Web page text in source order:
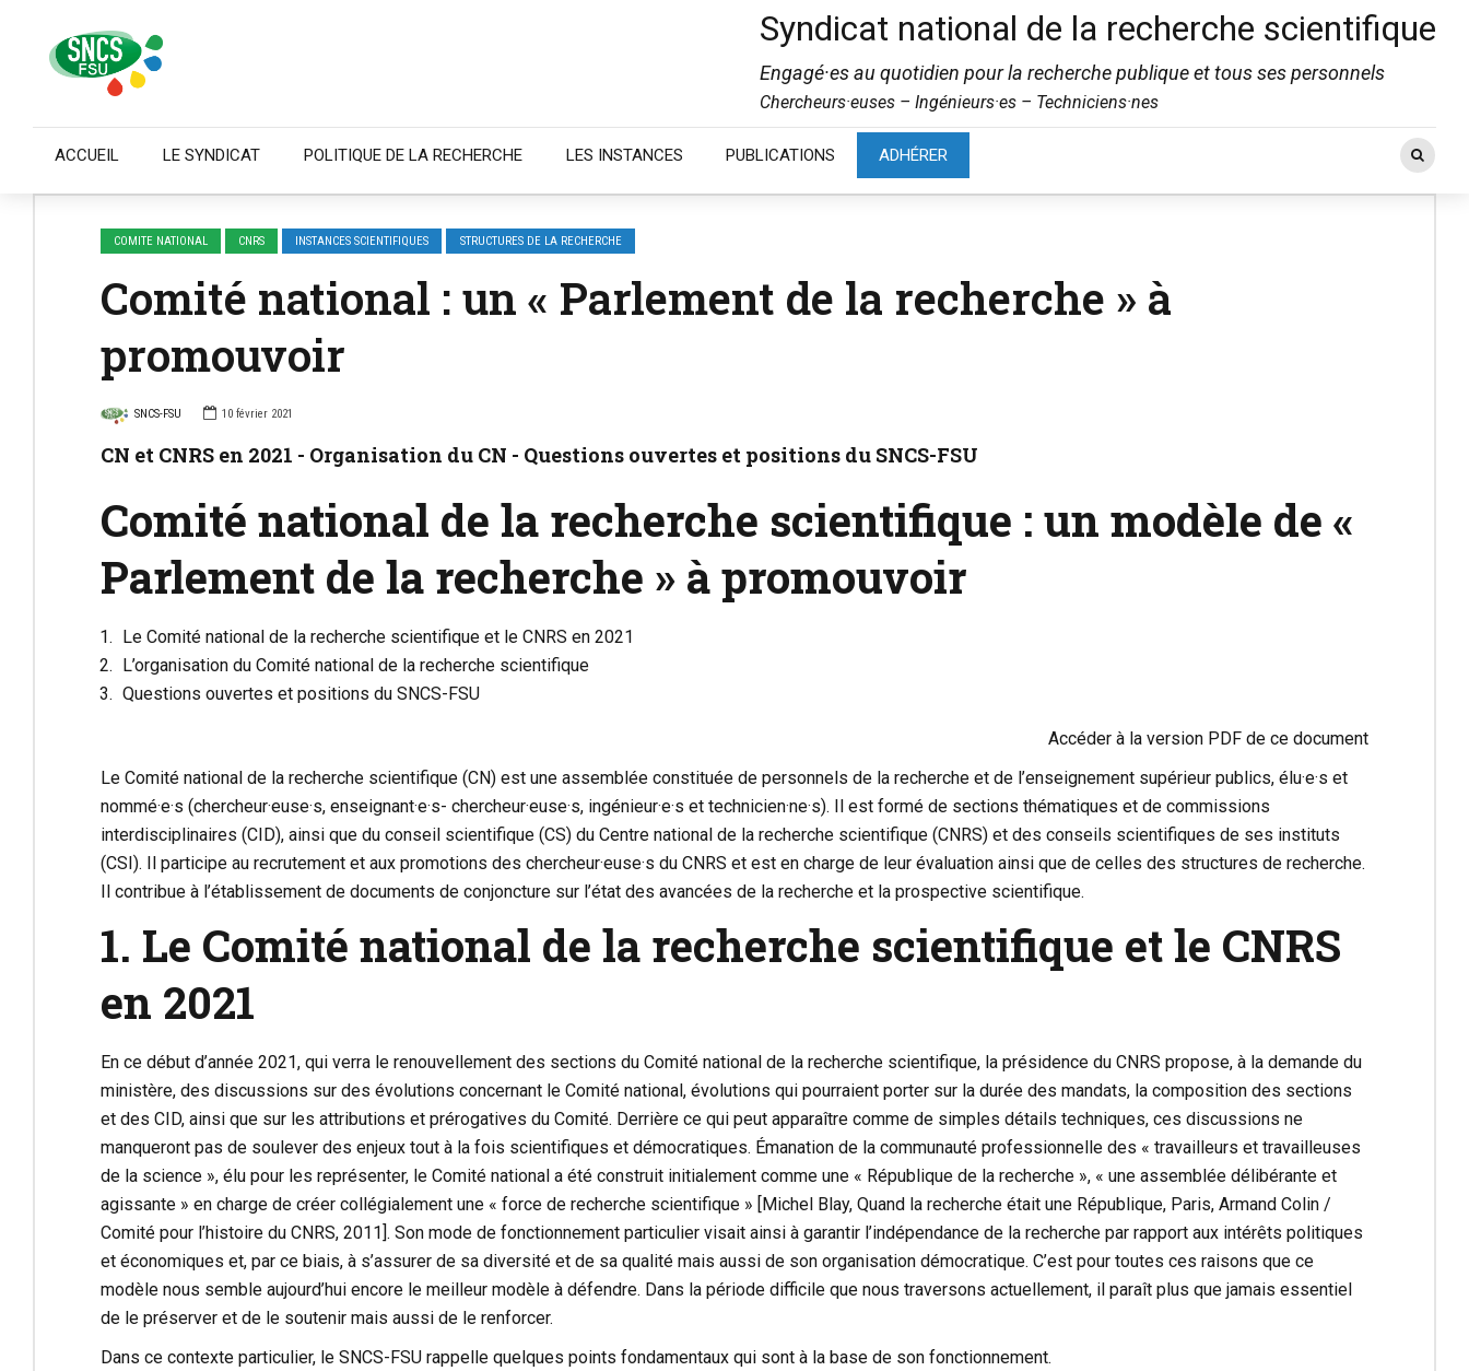
Syndicat national de la recherche scientifique
Engagé·es au quotidien pour la recherche publique et tous ses personnels
Chercheurs·euses – Ingénieurs·es – Techniciens·nes
ACCUEIL LE SYNDICAT POLITIQUE DE LA RECHERCHE LES INSTANCES PUBLICATIONS ADHÉRER
COMITE NATIONAL CNRS INSTANCES SCIENTIFIQUES STRUCTURES DE LA RECHERCHE
Comité national : un « Parlement de la recherche » à
promouvoir
SNCS-FSU 10 février 2021
CN et CNRS en 2021 - Organisation du CN - Questions ouvertes et positions du SNCS-FSU
Comité national de la recherche scientifique : un modèle de «
Parlement de la recherche » à promouvoir
Le Comité national de la recherche scientifique et le CNRS en 2021
L’organisation du Comité national de la recherche scientifique
Questions ouvertes et positions du SNCS-FSU
Accéder à la version PDF de ce document
Le Comité national de la recherche scientifique (CN) est une assemblée constituée de personnels de la recherche et de l’enseignement supérieur publics, élu·e·s et
nommé·e·s (chercheur·euse·s, enseignant·e·s- chercheur·euse·s, ingénieur·e·s et technicien·ne·s). Il est formé de sections thématiques et de commissions
interdisciplinaires (CID), ainsi que du conseil scientifique (CS) du Centre national de la recherche scientifique (CNRS) et des conseils scientifiques de ses instituts
(CSI). Il participe au recrutement et aux promotions des chercheur·euse·s du CNRS et est en charge de leur évaluation ainsi que de celles des structures de recherche.
Il contribue à l’établissement de documents de conjoncture sur l’état des avancées de la recherche et la prospective scientifique.
1. Le Comité national de la recherche scientifique et le CNRS
en 2021
En ce début d’année 2021, qui verra le renouvellement des sections du Comité national de la recherche scientifique, la présidence du CNRS propose, à la demande du
ministère, des discussions sur des évolutions concernant le Comité national, évolutions qui pourraient porter sur la durée des mandats, la composition des sections
et des CID, ainsi que sur les attributions et prérogatives du Comité. Derrière ce qui peut apparaître comme de simples détails techniques, ces discussions ne
manqueront pas de soulever des enjeux tout à la fois scientifiques et démocratiques. Émanation de la communauté professionnelle des « travailleurs et travailleuses
de la science », élu pour les représenter, le Comité national a été construit initialement comme une « République de la recherche », « une assemblée délibérante et
agissante » en charge de créer collégialement une « force de recherche scientifique » [Michel Blay, Quand la recherche était une République, Paris, Armand Colin /
Comité pour l’histoire du CNRS, 2011]. Son mode de fonctionnement particulier visait ainsi à garantir l’indépendance de la recherche par rapport aux intérêts politiques
et économiques et, par ce biais, à s’assurer de sa diversité et de sa qualité mais aussi de son organisation démocratique. C’est pour toutes ces raisons que ce
modèle nous semble aujourd’hui encore le meilleur modèle à défendre. Dans la période difficile que nous traversons actuellement, il paraît plus que jamais essentiel
de le préserver et de le soutenir mais aussi de le renforcer.
Dans ce contexte particulier, le SNCS-FSU rappelle quelques points fondamentaux qui sont à la base de son fonctionnement.